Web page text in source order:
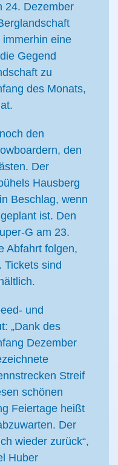
24. Dezember
eine
Gegend
zu
des Monats,
den
den
Der
Hausberg
Beschlag, wenn
ist. Den
G am 23.
Abfahrt folgen,
Tickets sind
und
„Dank des
Dezember
Streif
schönen
Feiertage heißt
Der
wieder zurück“,
Huber